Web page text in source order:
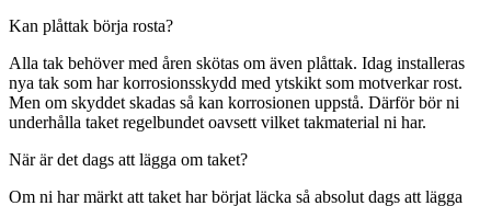
Kan plåttak börja rosta?
Alla tak behöver med åren skötas om även plåttak. Idag installeras
nya tak som har korrosionsskydd med ytskikt som motverkar rost.
Men om skyddet skadas så kan korrosionen uppstå. Därför bör ni
underhålla taket regelbundet oavsett vilket takmaterial ni har.
När är det dags att lägga om taket?
Om ni har märkt att taket har börjat läcka så absolut dags att lägga